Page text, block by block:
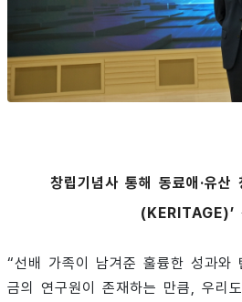
창립기념사 통해 동료애·유산
(KERITAGE)’
“선배 가족이 남겨준 훌륭한 성과와
금의 연구원이 존재하는 만큼, 우리